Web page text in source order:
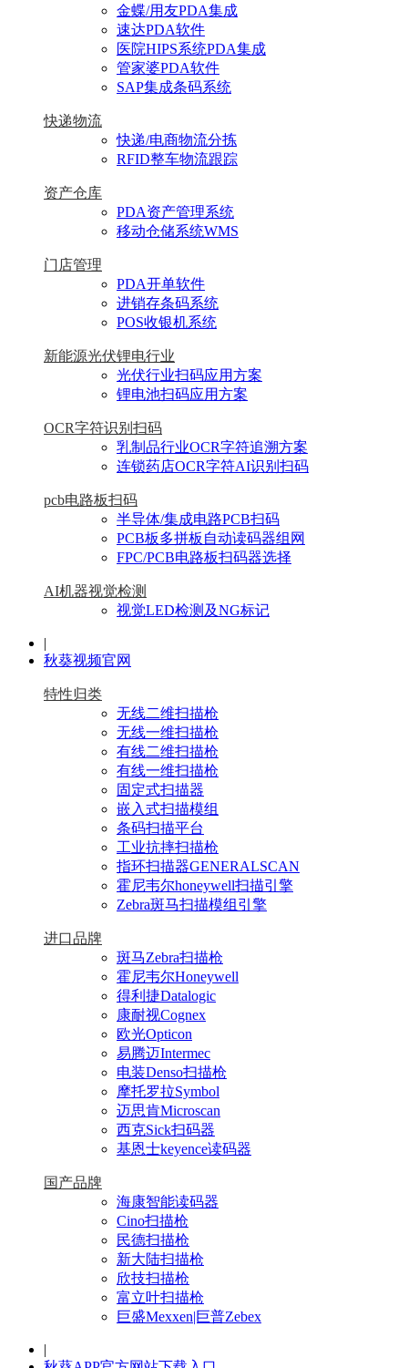
金蝶/用友PDA集成
速达PDA软件
医院HIPS系统PDA集成
管家婆PDA软件
SAP集成条码系统
快递物流
快递/电商物流分拣
RFID整车物流跟踪
资产仓库
PDA资产管理系统
移动仓储系统WMS
门店管理
PDA开单软件
进销存条码系统
POS收银机系统
新能源光伏锂电行业
光伏行业扫码应用方案
锂电池扫码应用方案
OCR字符识别扫码
乳制品行业OCR字符追溯方案
连锁药店OCR字符AI识别扫码
pcb电路板扫码
半导体/集成电路PCB扫码
PCB板多拼板自动读码器组网
FPC/PCB电路板扫码器选择
AI机器视觉检测
视觉LED检测及NG标记
|
秋葵视频官网
特性归类
无线二维扫描枪
无线一维扫描枪
有线二维扫描枪
有线一维扫描枪
固定式扫描器
嵌入式扫描模组
条码扫描平台
工业抗摔扫描枪
指环扫描器GENERALSCAN
霍尼韦尔honeywell扫描引擎
Zebra斑马扫描模组引擎
进口品牌
斑马Zebra扫描枪
霍尼韦尔Honeywell
得利捷Datalogic
康耐视Cognex
欧光Opticon
易腾迈Intermec
电装Denso扫描枪
摩托罗拉Symbol
迈思肯Microscan
西克Sick扫码器
基恩士keyence读码器
国产品牌
海康智能读码器
Cino扫描枪
民德扫描枪
新大陆扫描枪
欣技扫描枪
富立叶扫描枪
巨盛Mexxen|巨普Zebex
|